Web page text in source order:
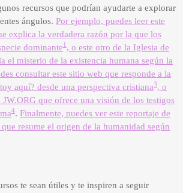
recursos que podrían ayudarte a explorar
ángulos. Por ejemplo, puedes leer este
explica la verdadera razón por la que los
dominante1 , o este otro de la Iglesia de
el misterio de la existencia humana según la
consultar este sitio web que responde a la
aquí? desde una perspectiva cristiana3, o
JW.ORG que ofrece una visión de los testigos
4. Finalmente, puedes ver este reportaje de
resume el origen de la humanidad según
te sean útiles y te inspiren a seguir